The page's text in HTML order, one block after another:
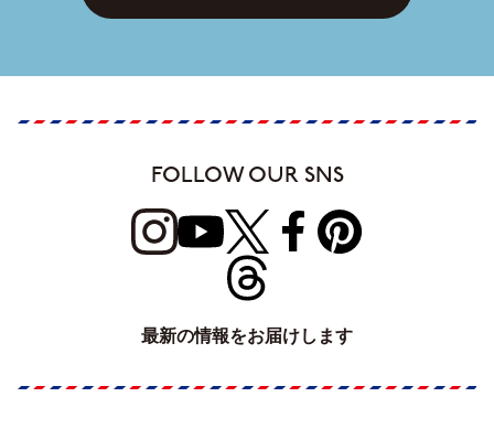
FOLLOW OUR SNS
最新の情報をお届けします